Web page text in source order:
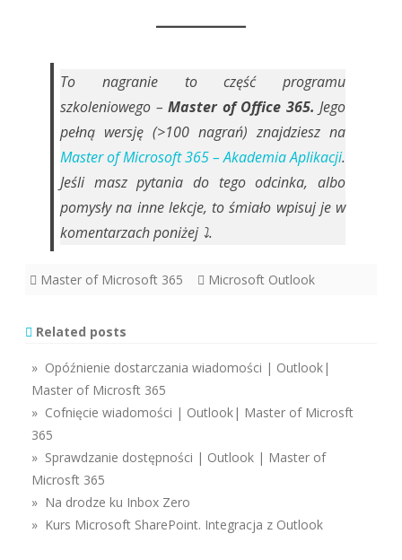
To nagranie to część programu
szkoleniowego – Master of Office 365. Jego
pełną wersję (>100 nagrań) znajdziesz na
Master of Microsoft 365 – Akademia Aplikacji.
Jeśli masz pytania do tego odcinka, albo
pomysły na inne lekcje, to śmiało wpisuj je w
komentarzach poniżej ⤵️.
Master of Microsoft 365 Microsoft Outlook
Related posts
» Opóźnienie dostarczania wiadomości | Outlook|
Master of Microsft 365
» Cofnięcie wiadomości | Outlook| Master of Microsft
365
» Sprawdzanie dostępności | Outlook | Master of
Microsft 365
» Na drodze ku Inbox Zero
» Kurs Microsoft SharePoint. Integracja z Outlook